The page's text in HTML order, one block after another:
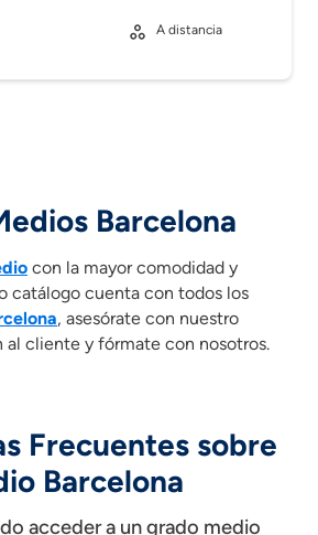
A distancia
Barcelona
con la mayor comodidad y
catálogo cuenta con todos los
, asesórate con nuestro
al cliente y fórmate con nosotros.
Frecuentes sobre
Barcelona
acceder a un grado medio